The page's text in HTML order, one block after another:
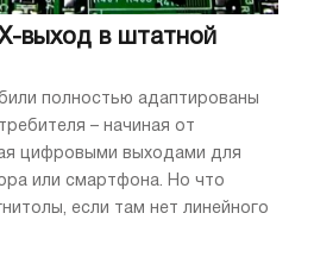
выход в штатной
полностью адаптированы
– начиная от
цифровыми выходами для
или смартфона. Но что
если там нет линейного